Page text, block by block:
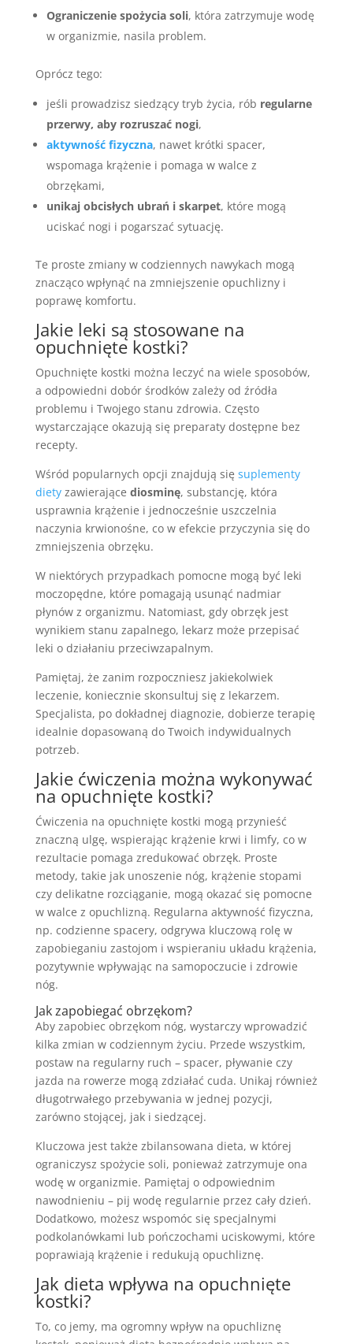
Ograniczenie spożycia soli, która zatrzymuje wodę
w organizmie, nasila problem.
Oprócz tego:
jeśli prowadzisz siedzący tryb życia, rób regularne
przerwy, aby rozruszać nogi,
aktywność fizyczna, nawet krótki spacer,
wspomaga krążenie i pomaga w walce z
obrzękami,
unikaj obcisłych ubrań i skarpet, które mogą
uciskać nogi i pogarszać sytuację.
Te proste zmiany w codziennych nawykach mogą
znacząco wpłynąć na zmniejszenie opuchlizny i
poprawę komfortu.
Jakie leki są stosowane na
opuchnięte kostki?
Opuchnięte kostki można leczyć na wiele sposobów,
a odpowiedni dobór środków zależy od źródła
problemu i Twojego stanu zdrowia. Często
wystarczające okazują się preparaty dostępne bez
recepty.
Wśród popularnych opcji znajdują się suplementy
dietyzawierające diosminę, substancję, która
usprawnia krążenie i jednocześnie uszczelnia
naczynia krwionośne, co w efekcie przyczynia się do
zmniejszenia obrzęku.
W niektórych przypadkach pomocne mogą być leki
moczopędne, które pomagają usunąć nadmiar
płynów z organizmu. Natomiast, gdy obrzęk jest
wynikiem stanu zapalnego, lekarz może przepisać
leki o działaniu przeciwzapalnym.
Pamiętaj, że zanim rozpoczniesz jakiekolwiek
leczenie, koniecznie skonsultuj się z lekarzem.
Specjalista, po dokładnej diagnozie, dobierze terapię
idealnie dopasowaną do Twoich indywidualnych
potrzeb.
Jakie ćwiczenia można wykonywać
na opuchnięte kostki?
Ćwiczenia na opuchnięte kostki mogą przynieść
znaczną ulgę, wspierając krążenie krwi i limfy, co w
rezultacie pomaga zredukować obrzęk. Proste
metody, takie jak unoszenie nóg, krążenie stopami
czy delikatne rozciąganie, mogą okazać się pomocne
w walce z opuchlizną. Regularna aktywność fizyczna,
np. codzienne spacery, odgrywa kluczową rolę w
zapobieganiu zastojom i wspieraniu układu krążenia,
pozytywnie wpływając na samopoczucie i zdrowie
nóg.
Jak zapobiegać obrzękom?
Aby zapobiec obrzękom nóg, wystarczy wprowadzić
kilka zmian w codziennym życiu. Przede wszystkim,
postaw na regularny ruch – spacer, pływanie czy
jazda na rowerze mogą zdziałać cuda. Unikaj również
długotrwałego przebywania w jednej pozycji,
zarówno stojącej, jak i siedzącej.
Kluczowa jest także zbilansowana dieta, w której
ograniczysz spożycie soli, ponieważ zatrzymuje ona
wodę w organizmie. Pamiętaj o odpowiednim
nawodnieniu – pij wodę regularnie przez cały dzień.
Dodatkowo, możesz wspomóc się specjalnymi
podkolanówkami lub pończochami uciskowymi, które
poprawiają krążenie i redukują opuchliznę.
Jak dieta wpływa na opuchnięte
kostki?
To, co jemy, ma ogromny wpływ na opuchliznę